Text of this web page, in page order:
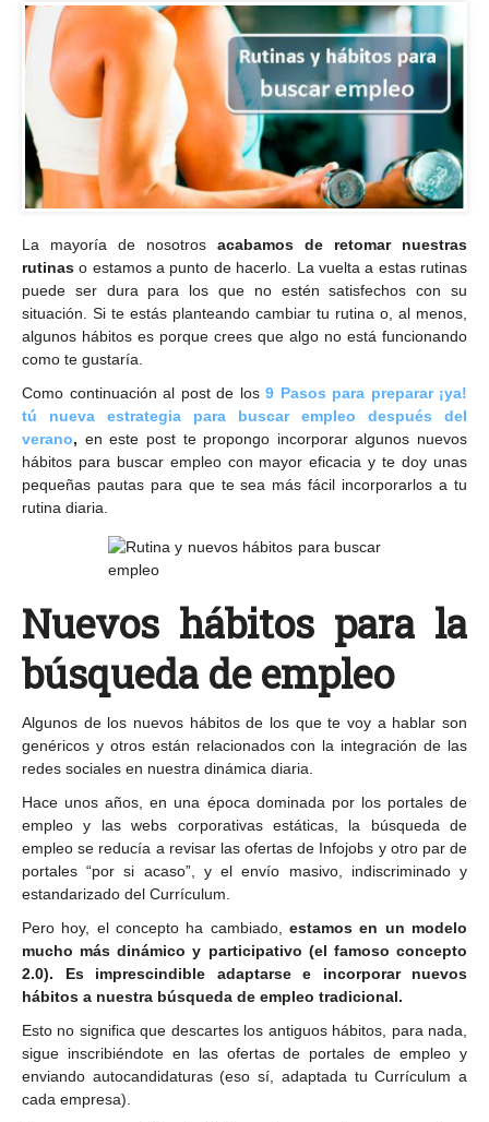
La mayoría de nosotros acabamos de retomar nuestras
rutinas o estamos a punto de hacerlo. La vuelta a estas rutinas
puede ser dura para los que no estén satisfechos con su
situación. Si te estás planteando cambiar tu rutina o, al menos,
algunos hábitos es porque crees que algo no está funcionando
como te gustaría.
Como continuación al post de los 9 Pasos para preparar ¡ya!
tú nueva estrategia para buscar empleo después del
verano, en este post te propongo incorporar algunos nuevos
hábitos para buscar empleo con mayor eficacia y te doy unas
pequeñas pautas para que te sea más fácil incorporarlos a tu
rutina diaria.
Nuevos hábitos para la
búsqueda de empleo
Algunos de los nuevos hábitos de los que te voy a hablar son
genéricos y otros están relacionados con la integración de las
redes sociales en nuestra dinámica diaria.
Hace unos años, en una época dominada por los portales de
empleo y las webs corporativas estáticas, la búsqueda de
empleo se reducía a revisar las ofertas de Infojobs y otro par de
portales “por si acaso”, y el envío masivo, indiscriminado y
estandarizado del Currículum.
Pero hoy, el concepto ha cambiado, estamos en un modelo
mucho más dinámico y participativo (el famoso concepto
2.0). Es imprescindible adaptarse e incorporar nuevos
hábitos a nuestra búsqueda de empleo tradicional.
Esto no significa que descartes los antiguos hábitos, para nada,
sigue inscribiéndote en las ofertas de portales de empleo y
enviando autocandidaturas (eso sí, adaptada tu Currículum a
cada empresa).